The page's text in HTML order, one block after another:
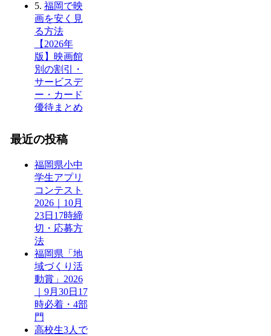
5. 福岡で映
画を安く見
る方法
【2026年
版】映画館
別の割引・
サービスデ
ー・カード
優待まとめ
最近の投稿
福岡県小中
学生アプリ
コンテスト
2026｜10月
23日17時締
切・応募方
法
福岡県「地
域づくり活
動賞」2026
｜9月30日17
時必着・4部
門
高校生3人で